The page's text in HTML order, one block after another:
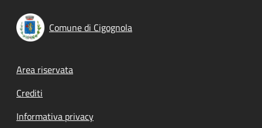
Comune di Cigognola
Footer menu
Area riservata
Crediti
Informativa privacy